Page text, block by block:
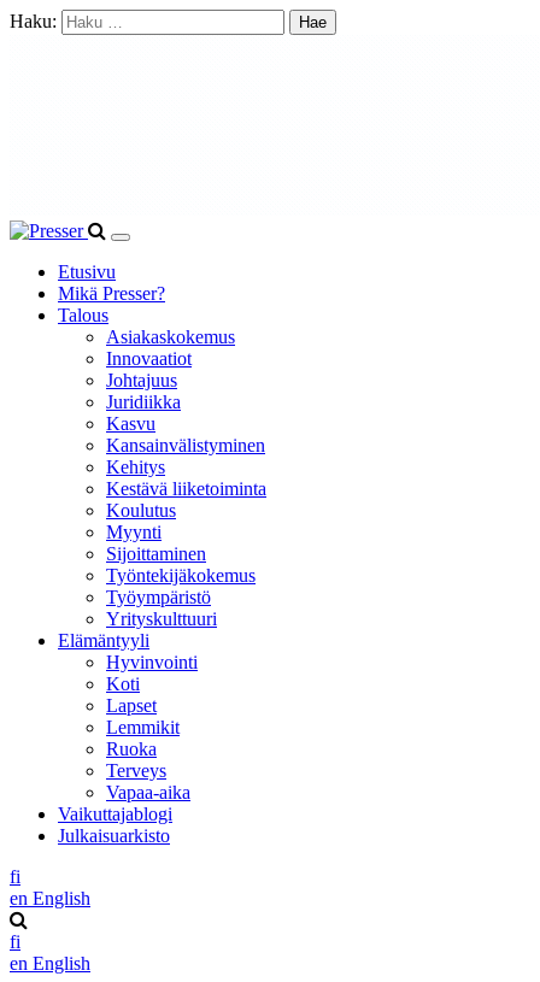
Haku:
Etusivu
Mikä Presser?
Talous
Asiakaskokemus
Innovaatiot
Johtajuus
Juridiikka
Kasvu
Kansainvälistyminen
Kehitys
Kestävä liiketoiminta
Koulutus
Myynti
Sijoittaminen
Työntekijäkokemus
Työympäristö
Yrityskulttuuri
Elämäntyyli
Hyvinvointi
Koti
Lapset
Lemmikit
Ruoka
Terveys
Vapaa-aika
Vaikuttajablogi
Julkaisuarkisto
fi
en English
fi
en English